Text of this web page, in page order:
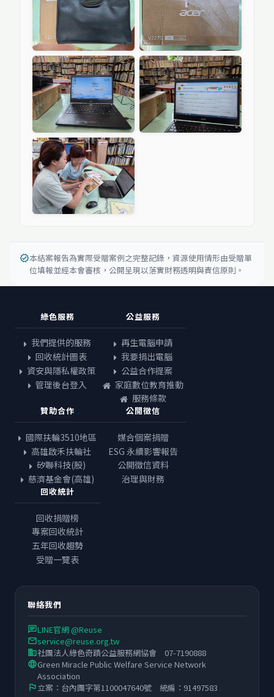
verified本結案報告為實際受贈案例之完整記錄，資源使用情形由受贈單
位填報並經本會審核，公開呈現以落實財務透明與責信原則。
綠色服務
我們提供的服務
回收統計圖表
資安與隱私權政策
管理後台登入
公益服務
再生電腦申請
我要捐出電腦
公益合作提案
家庭數位教育推動
服務條款
贊助合作
國際扶輪3510地區
高雄啟禾扶輪社
矽聯科技(股)
慈濟基金會(高雄)
公開徵信
媒合個案捐贈
ESG 永續影響報告
公開徵信資料
治理與財務
回收統計
回收捐贈榜
專案回收統計
五年回收趨勢
受贈一覽表
聯絡我們
chatLINE官網 @Reuse
emailservice@reuse.org.tw
business社團法人綠色奇蹟公益服務網協會 07-7190888
languageGreen Miracle Public Welfare Service Network
Association
flag立案：台內團字第1100047640號 統編：91497583